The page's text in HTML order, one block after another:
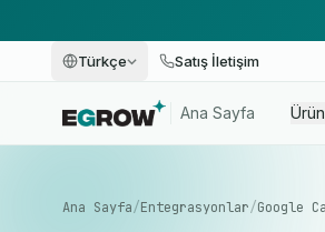
Türkçe Satış İletişim
Ana Sayfa Ürün
Ana Sayfa/Entegrasyonlar/Google